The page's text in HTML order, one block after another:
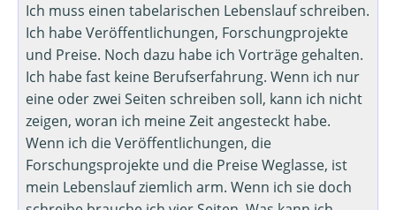
Ich muss einen tabelarischen Lebenslauf schreiben.
Ich habe Veröffentlichungen, Forschungprojekte
und Preise. Noch dazu habe ich Vorträge gehalten.
Ich habe fast keine Berufserfahrung. Wenn ich nur
eine oder zwei Seiten schreiben soll, kann ich nicht
zeigen, woran ich meine Zeit angesteckt habe.
Wenn ich die Veröffentlichungen, die
Forschungsprojekte und die Preise Weglasse, ist
mein Lebenslauf ziemlich arm. Wenn ich sie doch